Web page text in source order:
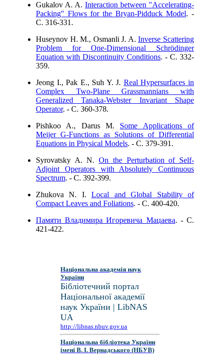
Gukalov A. A. Interaction between "Accelerating-
Packing" Flows for the Bryan-Pidduck Model. -
C. 316-331.
Huseynov H. M., Osmanli J. A.Inverse Scattering
Problem for One-Dimensional Schrödinger
Equation with Discontinuity Conditions. - C. 332-
359.
Jeong I., Pak E., Suh Y. J. Real Hypersurfaces in
Complex Two-Plane Grassmannians with
Generalized Tanaka-Webster Invariant Shape
Operator. - C. 360-378.
Pishkoo A., Darus M. Some Applications of
Meijer G-Functions as Solutions of Differential
Equations in Physical Models. - C. 379-391.
Syrovatsky A. N.On the Perturbation of Self-
Adjoint Operators with Absolutely Continuous
Spectrum. - C. 392-399.
Zhukova N. I.Local and Global Stability of
Compact Leaves and Foliations. - C. 400-420.
Памяти Владимира Игоревича Мацаева. - C.
421-422.
Національна академія наук
України
Бібліотечний портал
Національної академії
наук України | LibNAS
UA
http://libnas.nbuv.gov.ua
Національна бібліотека України
імені В. І. Вернадського (НБУВ)